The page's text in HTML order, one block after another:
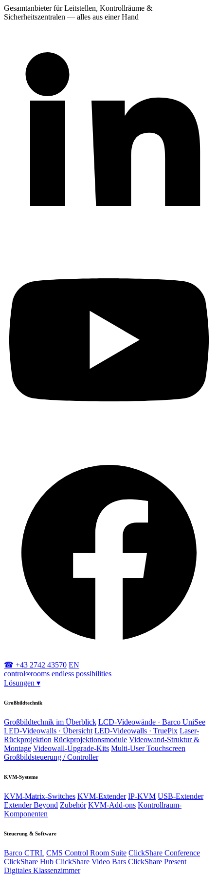
Gesamtanbieter für Leitstellen, Kontrollräume &
Sicherheitszentralen — alles aus einer Hand
☎ +43 2742 43570 EN
control∞rooms endless possibilities
Lösungen ▾
Großbildtechnik
Großbildtechnik im Überblick LCD-Videowände · Barco UniSee
LED-Videowalls · Übersicht LED-Videowalls · TruePix Laser-
Rückprojektion Rückprojektionsmodule Videowand-Struktur &
Montage Videowall-Upgrade-Kits Multi-User Touchscreen
Großbildsteuerung / Controller
KVM-Systeme
KVM-Matrix-Switches KVM-Extender IP-KVM USB-Extender
Extender Beyond Zubehör KVM-Add-ons Kontrollraum-
Komponenten
Steuerung & Software
Barco CTRL CMS Control Room Suite ClickShare Conference
ClickShare Hub ClickShare Video Bars ClickShare Present
Digitales Klassenzimmer